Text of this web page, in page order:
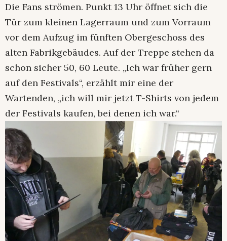
Die Fans strömen. Punkt 13 Uhr öffnet sich die
Tür zum kleinen Lagerraum und zum Vorraum
vor dem Aufzug im fünften Obergeschoss des
alten Fabrikgebäudes. Auf der Treppe stehen da
schon sicher 50, 60 Leute. „Ich war früher gern
auf den Festivals“, erzählt mir eine der
Wartenden, „ich will mir jetzt T-Shirts von jedem
der Festivals kaufen, bei denen ich war.“